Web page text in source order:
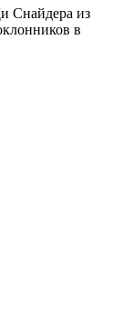
Снайдера из
в